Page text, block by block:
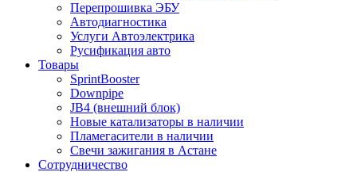
Перепрошивка ЭБУ
Автодиагностика
Услуги Автоэлектрика
Русификация авто
Товары
SprintBooster
Downpipe
JB4 (внешний блок)
Новые катализаторы в наличии
Пламегасители в наличии
Свечи зажигания в Астане
Сотрудничество